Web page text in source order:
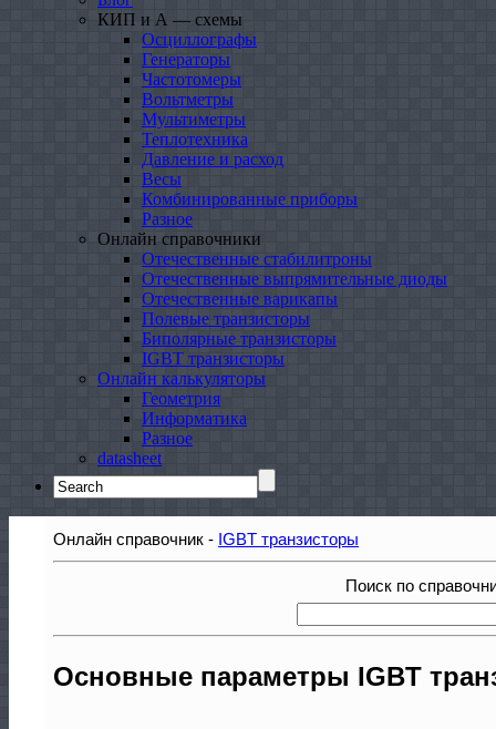
КИП и А — схемы
Осциллографы
Генераторы
Частотомеры
Вольтметры
Мультиметры
Теплотехника
Давление и расход
Весы
Комбинированные приборы
Разное
Онлайн справочники
Отечественные стабилитроны
Отечественные выпрямительные диоды
Отечественные варикапы
Полевые транзисторы
Биполярные транзисторы
IGBT транзисторы
Онлайн калькуляторы
Геометрия
Информатика
Разное
datasheet
Search
for:
Онлайн справочник - IGBT транзисторы
Поиск по
Основные параметры IGBT